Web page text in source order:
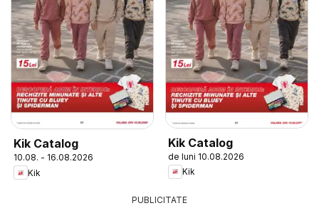
Kik Catalog
10.08. - 16.08.2026
Kik
Kik Catalog
de luni 10.08.2026
Kik
PUBLICITATE